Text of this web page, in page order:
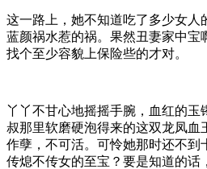
这一路上，她不知道吃了多少女人
蓝颜祸水惹的祸。果然丑妻家中宝
找个至少容貌上保险些的才对。
丫丫不甘心地摇摇手腕，血红的
叔那里软磨硬泡得来的这双龙凤血
作孽，不可活。可怜她那时还不到
传熄不传女的至宝？要是知道的话